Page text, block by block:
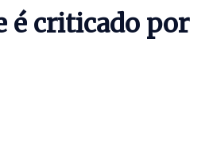
é criticado por